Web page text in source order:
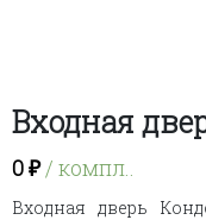
Входная
0₽/ компл..
Входная дверь